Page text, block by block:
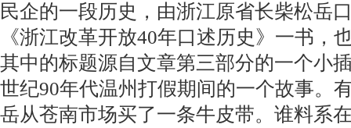
民企的一段历史，由浙江原省长柴松岳
《浙江改革开放40年口述历史》一书，
其中的标题源自文章第三部分的一个小
世纪90年代温州打假期间的一个故事。
岳从苍南市场买了一条牛皮带。谁料系